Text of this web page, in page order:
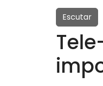
Escutar